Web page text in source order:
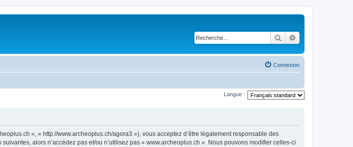
Rechercher
Connexion
Langue :
», « http://www.archeoplus.ch/agora3 »), vous acceptez d’être légalement responsable des
alors n’accédez pas et/ou n’utilisez pas « www.archeoplus.ch ». Nous pouvons modifier celles-ci